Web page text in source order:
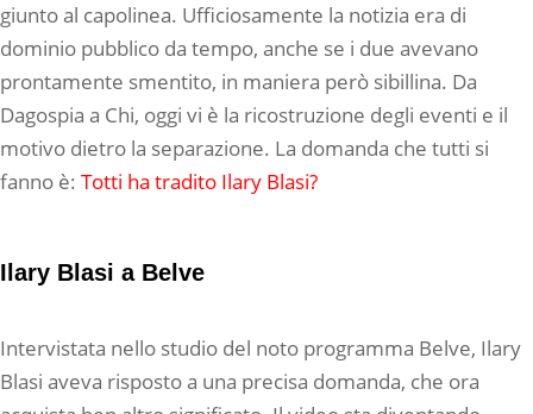
giunto al capolinea. Ufficiosamente la notizia era di
dominio pubblico da tempo, anche se i due avevano
prontamente smentito, in maniera però sibillina. Da
Dagospia a Chi, oggi vi è la ricostruzione degli eventi e il
motivo dietro la separazione. La domanda che tutti si
fanno è: Totti ha tradito Ilary Blasi?
Ilary Blasi a Belve
Intervistata nello studio del noto programma Belve, Ilary
Blasi aveva risposto a una precisa domanda, che ora